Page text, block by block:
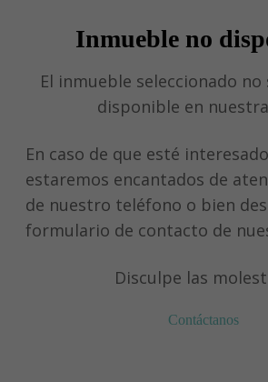
Inmueble no
El inmueble seleccionado
disponible en
En caso de que esté
estaremos encantados de
de nuestro teléfono o bien
formulario de contacto de
Disculpe las
Contáctanos